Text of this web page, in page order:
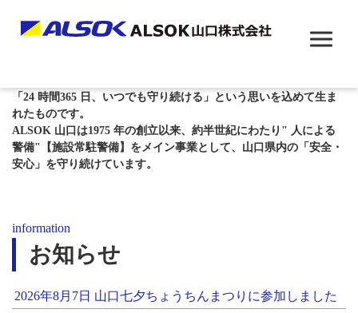
「24 時間365 日、いつでも守り続ける」という思いを込めて生ま
れたものです。
ALSOK 山口は1975 年の創立以来、約半世紀にわたり" 人による
警備"【施設常駐警備】をメイン事業として、山口県内の「安全・
安心」を守り続けています。
information
お知らせ
2026年8月7日 山口七夕ちょうちんまつりに参加しました